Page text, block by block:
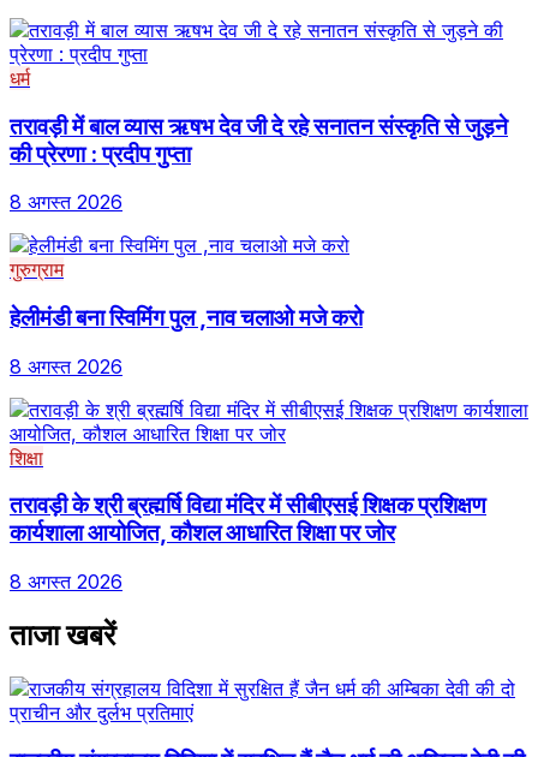
धर्म
तरावड़ी में बाल व्यास ऋषभ देव जी दे रहे सनातन संस्कृति से जुड़ने
की प्रेरणा : प्रदीप गुप्ता
8 अगस्त 2026
गुरुग्राम
हेलीमंडी बना स्विमिंग पुल ,नाव चलाओ मजे करो
8 अगस्त 2026
शिक्षा
तरावड़ी के श्री ब्रह्मर्षि विद्या मंदिर में सीबीएसई शिक्षक प्रशिक्षण
कार्यशाला आयोजित, कौशल आधारित शिक्षा पर जोर
8 अगस्त 2026
ताजा खबरें